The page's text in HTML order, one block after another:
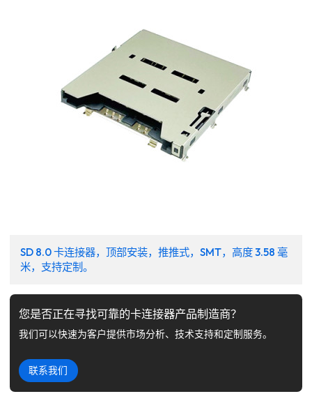
SD 8.0 卡连接器，顶部安装，推推式，SMT，高度 3.58 毫
米，支持定制。
您是否正在寻找可靠的卡连接器产品制造商？
我们可以快速为客户提供市场分析、技术支持和定制服务。
联系我们